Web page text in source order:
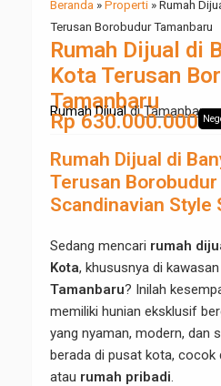
Beranda »Properti »Rumah
Terusan Borobudur Tamanbaru
Rumah Dijual di
Kota Terusan
Tamanbaru
Rumah Dijual diTamanbaru
Rp 630.000.000
Rumah Dijual di
Terusan
Scandinavian Style
Sedang mencari rumah
Kota, khususnya di kawasan
Tamanbaru? Inilah
memiliki hunian eksklusif
yang nyaman, modern, dan
berada di pusat kota, cocok
atau rumah pribadi.